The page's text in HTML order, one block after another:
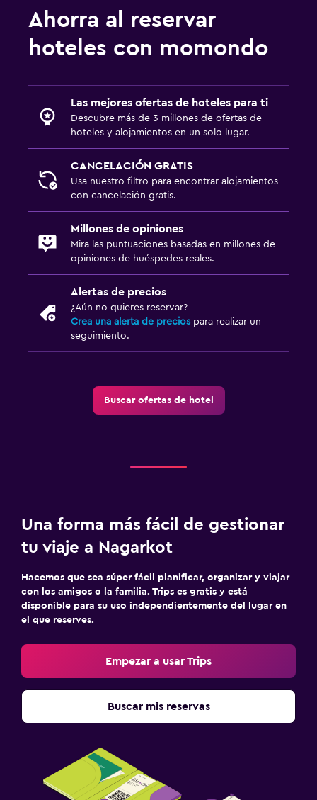
Sistema de entretenimiento
Biblioteca
TV por cable o vía satélite
Estacionamiento y transporte
Traslado aeropuerto
Estacionamiento gratuito
Estacionamiento privado
Servicio de traslado (cargo adicional)
Ideal para familias
Zona cubierta de juegos
Equipo infantil para zona de juegos al aire libre
Zona de trabajo
Escritorio
Salud y seguridad
Ahorra al reservar
hoteles con momondo
Las mejores ofertas de hoteles para ti
Descubre más de 3 millones de ofertas de
hoteles y alojamientos en un solo lugar.
CANCELACIÓN GRATIS
Usa nuestro filtro para encontrar alojamientos
con cancelación gratis.
Millones de opiniones
Mira las puntuaciones basadas en millones de
opiniones de huéspedes reales.
Alertas de precios
¿Aún no quieres reservar?
Crea una alerta de precios para realizar un
seguimiento.
Buscar ofertas de hotel
Una forma más fácil de gestionar
tu viaje a Nagarkot
Hacemos que sea súper fácil planificar, organizar y viajar
con los amigos o la familia. Trips es gratis y está
disponible para su uso independientemente del lugar en
el que reserves.
Empezar a usar Trips
Buscar mis reservas